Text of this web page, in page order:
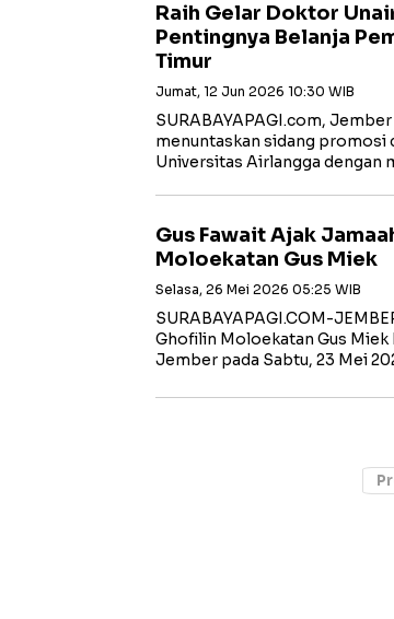
Raih Gelar Doktor
Pentingnya Belanja
Timur
Jumat, 12 Jun 2026 10:30 WIB
SURABAYAPAGI.com,
menuntaskan sidang promosi
Universitas Airlangga dengan
Gus Fawait Ajak
Moloekatan Gus Miek
Selasa, 26 Mei 2026 05:25 WIB
SURABAYAPAGI.COM-
Ghofilin Moloekatan Gus
Jember pada Sabtu, 23 Mei